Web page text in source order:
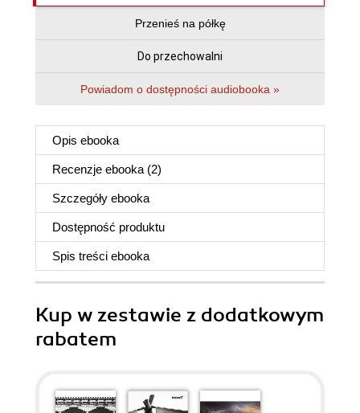
Przenieś na półkę
Do przechowalni
Powiadom o dostępności audiobooka »
Opis ebooka
Recenzje ebooka (2)
Szczegóły ebooka
Dostępność produktu
Spis treści ebooka
Kup w zestawie z dodatkowym
rabatem